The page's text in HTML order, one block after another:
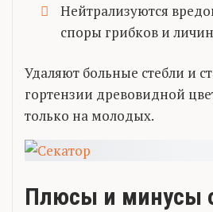
Нейтрализуются
споры грибков и
Удаляют больные стебли и
гортензии древовидной
только на молодых.
Плюсы и минусы